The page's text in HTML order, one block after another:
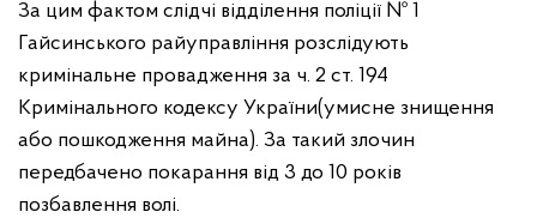
За цим фактом слідчі відділення поліції № 1
Гайсинського райуправління розслідують
кримінальне провадження за ч. 2 ст. 194
Кримінального кодексу України(умисне знищення
або пошкодження майна). За такий злочин
передбачено покарання від 3 до 10 років
позбавлення волі.